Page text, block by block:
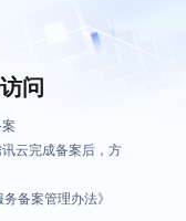
问
云完成备案后，方
备案管理办法》